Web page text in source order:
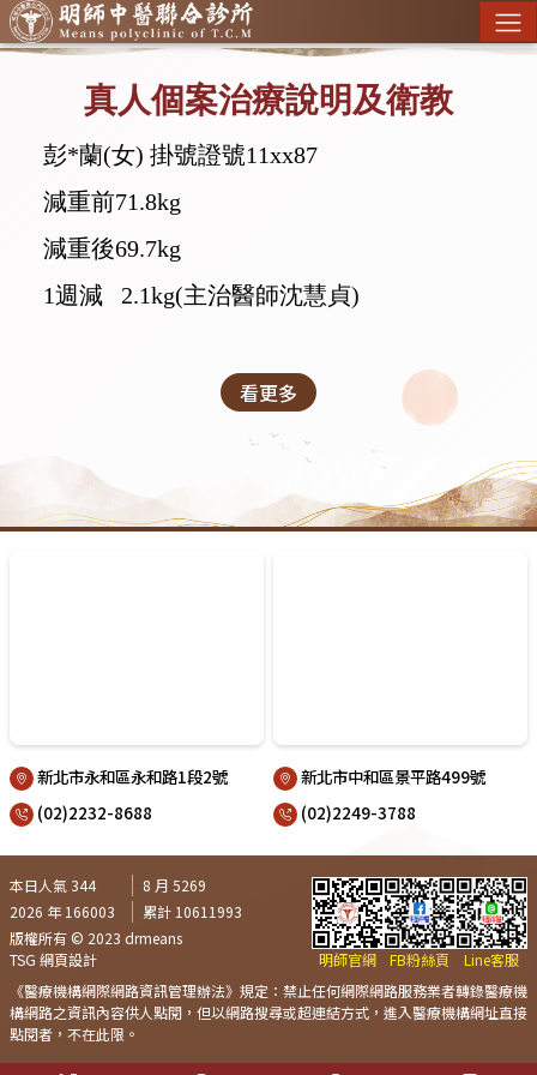
真人個案治療說明及衛教
彭*蘭(女) 掛號證號11xx87
減重前71.8kg
減重後69.7kg
1週減 2.1kg(主治醫師沈慧貞)
看更多
新北市永和區永和路1段2號
(02)2232-8688
新北市中和區景平路499號
(02)2249-3788
本日人氣 344
8 月 5269
2026 年 166003
累計 10611993
版權所有 © 2023 drmeans
TSG 網頁設計
明師官網 FB粉絲頁
Line客服
《醫療機構網際網路資訊管理辦法》規定：禁止任何網際網路服務業者轉錄醫療機
構網路之資訊內容供人點閱，但以網路搜尋或超連結方式，進入醫療機構網址直接
點閱者，不在此限。